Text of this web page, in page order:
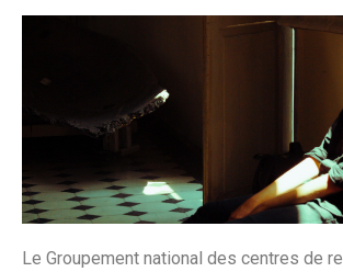
Le Groupement national des centres de